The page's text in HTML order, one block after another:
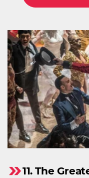
11. The